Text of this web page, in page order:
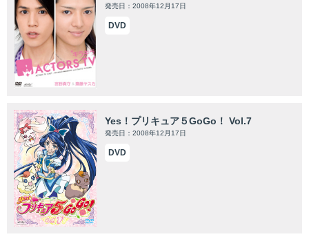
発売日：2008年12月17日
DVD
Yes！プリキュア５GoGo！ Vol.7
発売日：2008年12月17日
DVD